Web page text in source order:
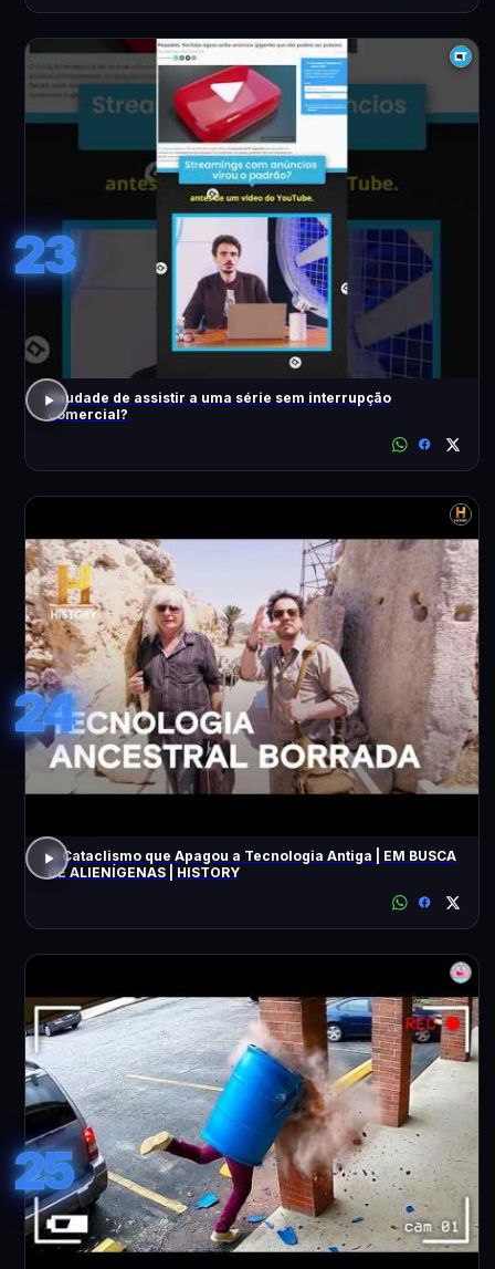
23
Saudade de assistir a uma série sem interrupção
comercial?
24
O Cataclismo que Apagou a Tecnologia Antiga | EM BUSCA
DE ALIENÍGENAS | HISTORY
25